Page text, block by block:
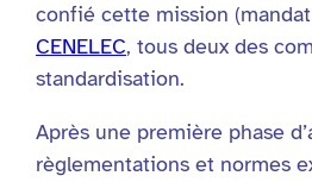
confié cette mission
CENELEC, tous deux des
standardisation.
Après une première phase
règlementations et normes